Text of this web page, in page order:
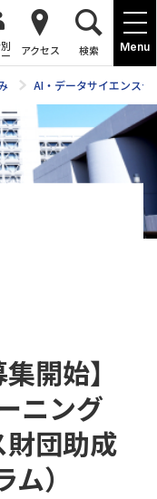
Menu
アクセス 検索
AI・データサイエンスセ
開始】
ニング
財団助成
）